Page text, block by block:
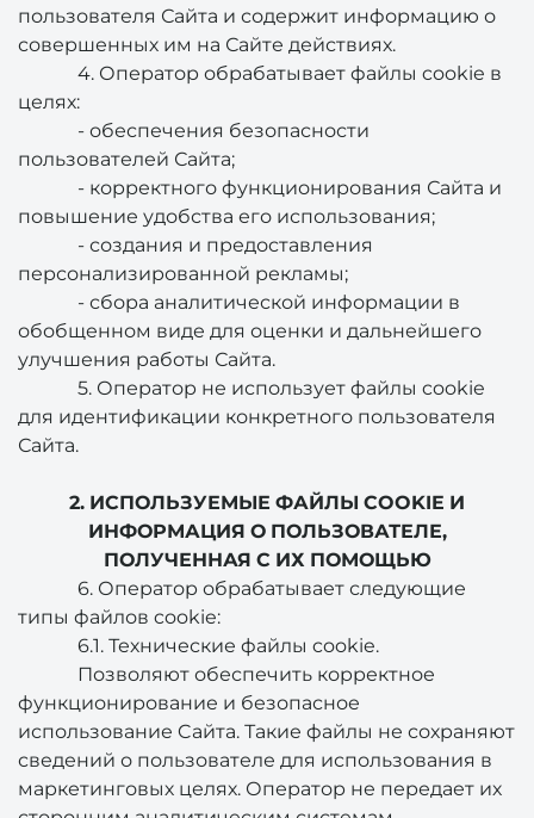
пользователя Сайта и содержит информацию о
совершенных им на Сайте действиях.
4. Оператор обрабатывает файлы cookie в
целях:
- обеспечения безопасности
пользователей Сайта;
- корректного функционирования Сайта и
повышение удобства его использования;
- создания и предоставления
персонализированной рекламы;
- сбора аналитической информации в
обобщенном виде для оценки и дальнейшего
улучшения работы Сайта.
5. Оператор не использует файлы cookie
для идентификации конкретного пользователя
Сайта.
2. ИСПОЛЬЗУЕМЫЕ ФАЙЛЫ COOKIE И
ИНФОРМАЦИЯ О ПОЛЬЗОВАТЕЛЕ,
ПОЛУЧЕННАЯ С ИХ ПОМОЩЬЮ
6. Оператор обрабатывает следующие
типы файлов cookie:
6.1. Технические файлы cookie.
Позволяют обеспечить корректное
функционирование и безопасное
использование Cайта. Такие файлы не сохраняют
сведений о пользователе для использования в
маркетинговых целях. Оператор не передает их